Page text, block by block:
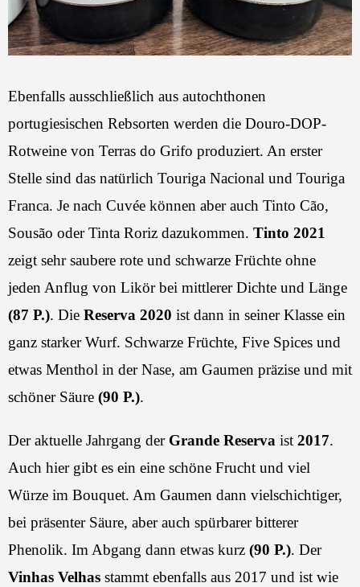
Ebenfalls ausschließlich aus autochthonen
portugiesischen Rebsorten werden die Douro-DOP-
Rotweine von Terras do Grifo produziert. An erster
Stelle sind das natürlich Touriga Nacional und Touriga
Franca. Je nach Cuvée können aber auch Tinto Cão,
Sousão oder Tinta Roriz dazukommen. Tinto 2021
zeigt sehr saubere rote und schwarze Früchte ohne
jeden Anflug von Likör bei mittlerer Dichte und Länge
(87 P.). Die Reserva 2020 ist dann in seiner Klasse ein
ganz starker Wurf. Schwarze Früchte, Five Spices und
etwas Menthol in der Nase, am Gaumen präzise und mit
schöner Säure (90 P.).
Der aktuelle Jahrgang der Grande Reserva ist 2017.
Auch hier gibt es ein eine schöne Frucht und viel
Würze im Bouquet. Am Gaumen dann vielschichtiger,
bei präsenter Säure, aber auch spürbarer bitterer
Phenolik. Im Abgang dann etwas kurz (90 P.). Der
Vinhas Velhas stammt ebenfalls aus 2017 und ist wie